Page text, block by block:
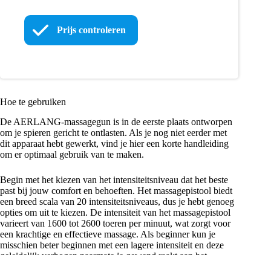
Prijs controleren
Hoe te gebruiken
De AERLANG-massagegun is in de eerste plaats ontworpen
om je spieren gericht te ontlasten. Als je nog niet eerder met
dit apparaat hebt gewerkt, vind je hier een korte handleiding
om er optimaal gebruik van te maken.
Begin met het kiezen van het intensiteitsniveau dat het beste
past bij jouw comfort en behoeften. Het massagepistool biedt
een breed scala van 20 intensiteitsniveaus, dus je hebt genoeg
opties om uit te kiezen. De intensiteit van het massagepistool
varieert van 1600 tot 2600 toeren per minuut, wat zorgt voor
een krachtige en effectieve massage. Als beginner kun je
misschien beter beginnen met een lagere intensiteit en deze